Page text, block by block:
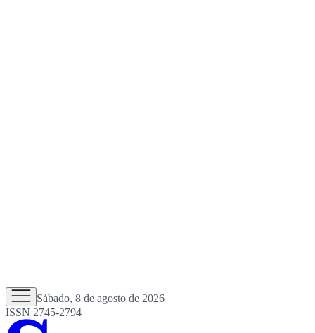
Sábado, 8 de agosto de 2026
ISSN 2745-2794